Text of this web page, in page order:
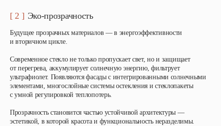
[ 2 ] Эко-прозрачность
Будущее прозрачных материалов — в энергоэффективности
и вторичном цикле.
Современное стекло не только пропускает свет, но и защищает
от перегрева, аккумулирует солнечную энергию, фильтрует
ультрафиолет. Появляются фасады с интегрированными солнечными
элементами, многослойные системы остекления и стеклопакеты
с умной регулировкой теплопотерь.
Прозрачность становится частью устойчивой архитектуры —
эстетикой, в которой красота и функциональность неразделимы.